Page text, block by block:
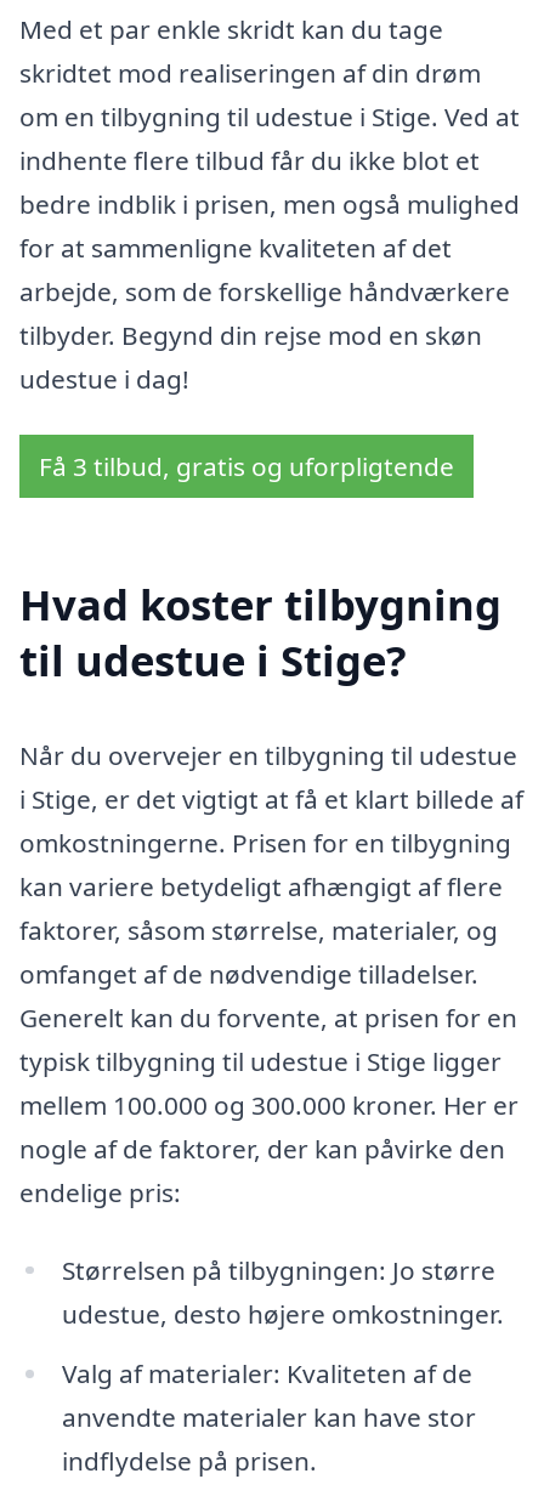
Med et par enkle skridt kan du tage
skridtet mod realiseringen af din drøm
om en tilbygning til udestue i Stige. Ved at
indhente flere tilbud får du ikke blot et
bedre indblik i prisen, men også mulighed
for at sammenligne kvaliteten af det
arbejde, som de forskellige håndværkere
tilbyder. Begynd din rejse mod en skøn
udestue i dag!
Få 3 tilbud, gratis og uforpligtende
Hvad koster tilbygning
til udestue i Stige?
Når du overvejer en tilbygning til udestue
i Stige, er det vigtigt at få et klart billede af
omkostningerne. Prisen for en tilbygning
kan variere betydeligt afhængigt af flere
faktorer, såsom størrelse, materialer, og
omfanget af de nødvendige tilladelser.
Generelt kan du forvente, at prisen for en
typisk tilbygning til udestue i Stige ligger
mellem 100.000 og 300.000 kroner. Her er
nogle af de faktorer, der kan påvirke den
endelige pris:
Størrelsen på tilbygningen: Jo større
udestue, desto højere omkostninger.
Valg af materialer: Kvaliteten af de
anvendte materialer kan have stor
indflydelse på prisen.